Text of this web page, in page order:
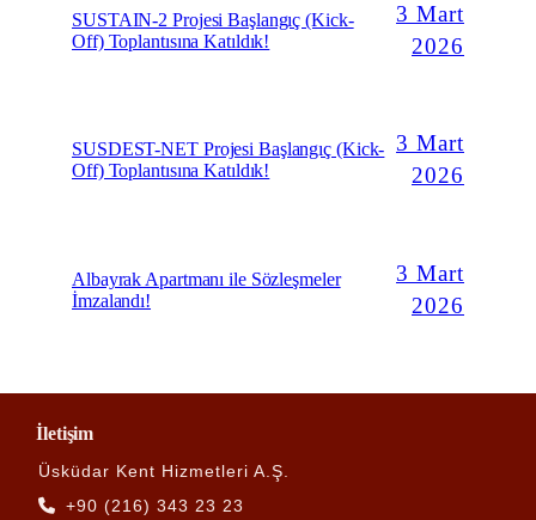
SUSTAIN-2 Projesi Başlangıç (Kick-
Off) Toplantısına Katıldık!
3 Mart
2026
SUSDEST-NET Projesi Başlangıç (Kick-
Off) Toplantısına Katıldık!
3 Mart
2026
Albayrak Apartmanı ile Sözleşmeler
İmzalandı!
3 Mart
2026
İletişim
Üsküdar Kent Hizmetleri A.Ş.
+90 (216) 343 23 23